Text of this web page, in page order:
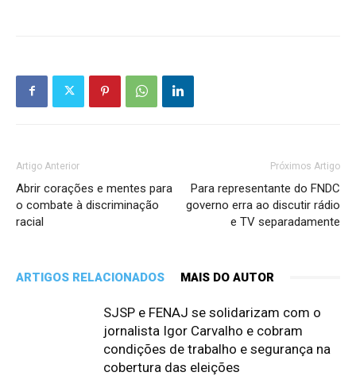
Artigo Anterior
Abrir corações e mentes para
o combate à discriminação
racial
Próximos Artigo
Para representante do FNDC
governo erra ao discutir rádio
e TV separadamente
ARTIGOS RELACIONADOS MAIS DO AUTOR
SJSP e FENAJ se solidarizam com o
jornalista Igor Carvalho e cobram
condições de trabalho e segurança na
cobertura das eleições